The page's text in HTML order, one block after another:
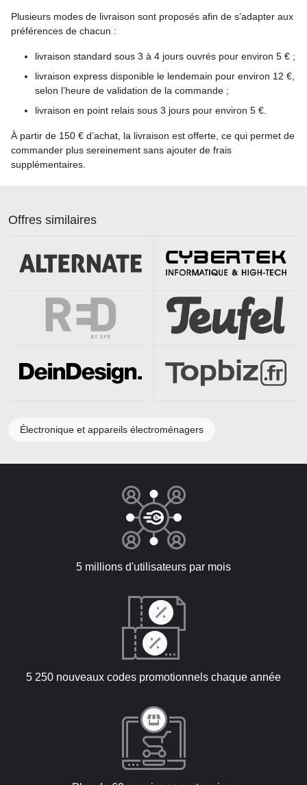
Plusieurs modes de livraison sont proposés afin de s’adapter aux
préférences de chacun :
livraison standard sous 3 à 4 jours ouvrés pour environ 5 € ;
livraison express disponible le lendemain pour environ 12 €,
selon l’heure de validation de la commande ;
livraison en point relais sous 3 jours pour environ 5 €.
À partir de 150 € d’achat, la livraison est offerte, ce qui permet de
commander plus sereinement sans ajouter de frais
supplémentaires.
Offres similaires
Électronique et appareils électroménagers
5 millions d'utilisateurs par mois
5 250 nouveaux codes promotionnels chaque année